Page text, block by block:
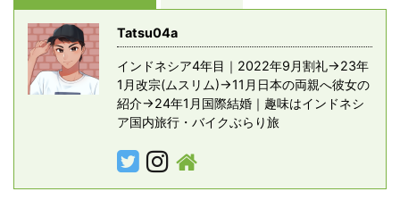
Tatsu04a
インドネシア4年目｜2022年9月割礼→23年
1月改宗(ムスリム)→11月日本の両親へ彼女の
紹介→24年1月国際結婚｜趣味はインドネシ
ア国内旅行・バイクぶらり旅